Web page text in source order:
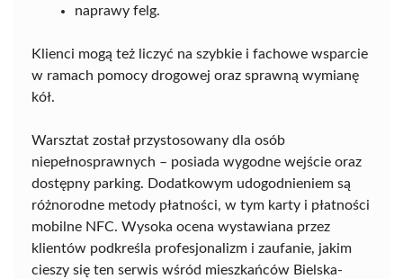
naprawy felg.
Klienci mogą też liczyć na szybkie i fachowe wsparcie
w ramach pomocy drogowej oraz sprawną wymianę
kół.
Warsztat został przystosowany dla osób
niepełnosprawnych – posiada wygodne wejście oraz
dostępny parking. Dodatkowym udogodnieniem są
różnorodne metody płatności, w tym karty i płatności
mobilne NFC. Wysoka ocena wystawiana przez
klientów podkreśla profesjonalizm i zaufanie, jakim
cieszy się ten serwis wśród mieszkańców Bielska-